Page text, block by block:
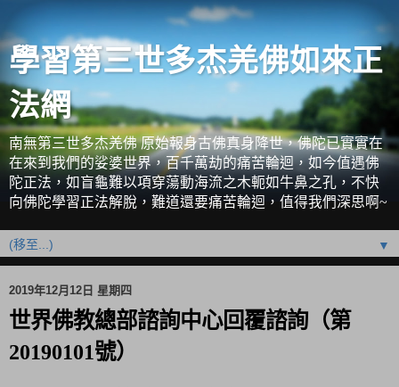
學習第三世多杰羌佛如來正
法網
南無第三世多杰羌佛 原始報身古佛真身降世，佛陀已實實在
在來到我們的娑婆世界，百千萬劫的痛苦輪迴，如今值遇佛
陀正法，如盲龜難以項穿蕩動海流之木軛如牛鼻之孔，不快
向佛陀學習正法解脫，難道還要痛苦輪迴，值得我們深思啊~
▼
2019年12月12日 星期四
世界佛教總部諮詢中心回覆諮詢（第
20190101號）